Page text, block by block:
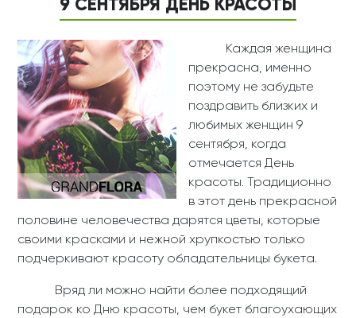
9 СЕНТЯБРЯ ДЕНЬ КРАСОТЫ
Каждая женщина
прекрасна, именно
поэтому не забудьте
поздравить близких и
любимых женщин 9
сентября, когда
отмечается День
красоты. Традиционно
в этот день прекрасной
половине человечества дарятся цветы, которые
своими красками и нежной хрупкостью только
подчеркивают красоту обладательницы букета.
Вряд ли можно найти более подходящий
подарок ко Дню красоты, чем букет благоухающих